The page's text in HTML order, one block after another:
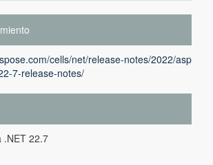
cells/net/release-notes/2022/asp
7-release-notes/
.NET 22.7